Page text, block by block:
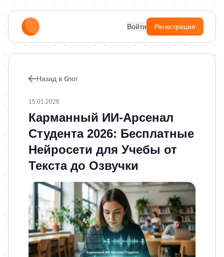
Войти Регистрация
Назад в блог
15.01.2026
Карманный ИИ-Арсенал
Студента 2026: Бесплатные
Нейросети для Учебы от
Текста до Озвучки